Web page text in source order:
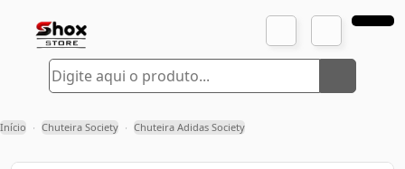
Início › Chuteira Society › Chuteira Adidas Society